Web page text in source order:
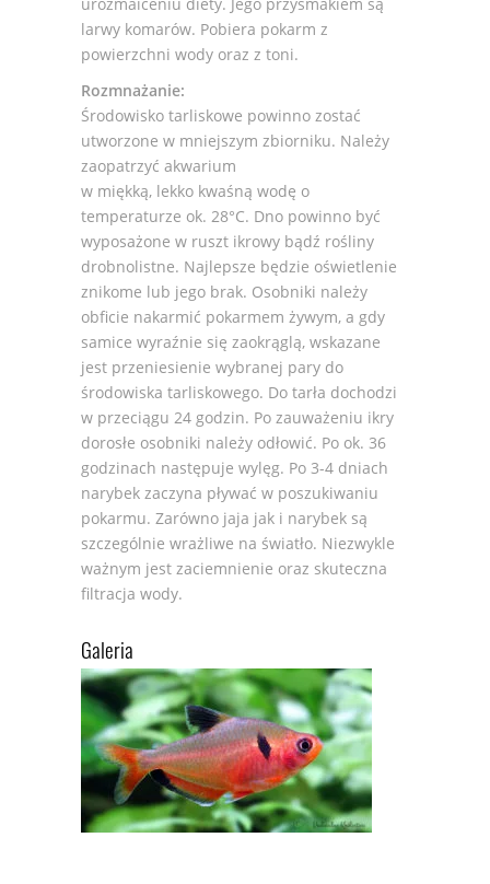
larwy komarów. Pobiera pokarm z
powierzchni wody oraz z toni.
Rozmnażanie:
Środowisko tarliskowe powinno zostać
utworzone w mniejszym zbiorniku. Należy
zaopatrzyć akwarium
w miękką, lekko kwaśną wodę o
temperaturze ok. 28°C. Dno powinno być
wyposażone w ruszt ikrowy bądź rośliny
drobnolistne. Najlepsze będzie oświetlenie
znikome lub jego brak. Osobniki należy
obficie nakarmić pokarmem żywym, a gdy
samice wyraźnie się zaokrąglą, wskazane
jest przeniesienie wybranej pary do
środowiska tarliskowego. Do tarła dochodzi
w przeciągu 24 godzin. Po zauważeniu ikry
dorosłe osobniki należy odłowić. Po ok. 36
godzinach następuje wylęg. Po 3-4 dniach
narybek zaczyna pływać w poszukiwaniu
pokarmu. Zarówno jaja jak i narybek są
szczególnie wrażliwe na światło. Niezwykle
ważnym jest zaciemnienie oraz skuteczna
filtracja wody.
Galeria